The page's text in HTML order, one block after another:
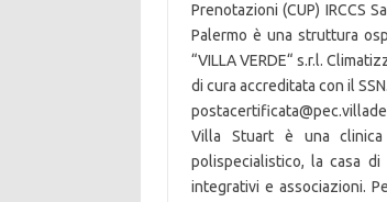
Prenotazioni (CUP) IRCCS
Palermo è una struttura
“VILLA VERDE“ s.r.l.
di cura accreditata con il
Villa Stuart è una clinica
polispecialistico, la casa
integrativi e associazioni.